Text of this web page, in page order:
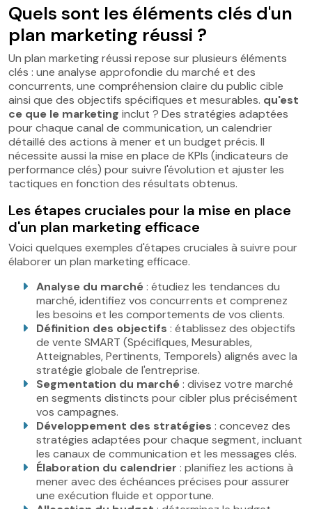
Quels sont les éléments clés d'un
plan marketing réussi ?
Un plan marketing réussi repose sur plusieurs éléments
clés : une analyse approfondie du marché et des
concurrents, une compréhension claire du public cible
ainsi que des objectifs spécifiques et mesurables. qu'est
ce que le marketing inclut ? Des stratégies adaptées
pour chaque canal de communication, un calendrier
détaillé des actions à mener et un budget précis. Il
nécessite aussi la mise en place de KPIs (indicateurs de
performance clés) pour suivre l'évolution et ajuster les
tactiques en fonction des résultats obtenus.
Les étapes cruciales pour la mise en place
d'un plan marketing efficace
Voici quelques exemples d'étapes cruciales à suivre pour
élaborer un plan marketing efficace.
Analyse du marché: étudiez les tendances du
marché, identifiez vos concurrents et comprenez
les besoins et les comportements de vos clients.
Définition des objectifs : établissez des objectifs
de vente SMART (Spécifiques, Mesurables,
Atteignables, Pertinents, Temporels) alignés avec la
stratégie globale de l'entreprise.
Segmentation du marché: divisez votre marché
en segments distincts pour cibler plus précisément
vos campagnes.
Développement des stratégies : concevez des
stratégies adaptées pour chaque segment, incluant
les canaux de communication et les messages clés.
Élaboration du calendrier : planifiez les actions à
mener avec des échéances précises pour assurer
une exécution fluide et opportune.